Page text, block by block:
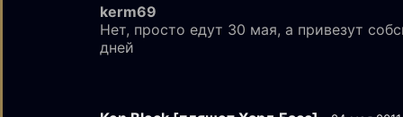
kerm69
Нет, просто едут 30 мая, а привезут
дней